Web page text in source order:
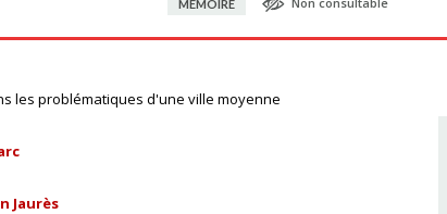
MÉMOIRE
les problématiques d'une ville moyenne
Jaurès